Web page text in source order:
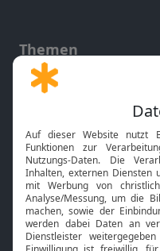
Themen
Gott und Bibel erklärt
Neuigkeiten